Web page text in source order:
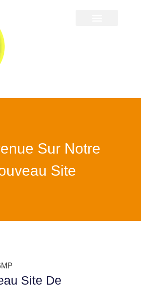
Sur Notre
Site
Site De